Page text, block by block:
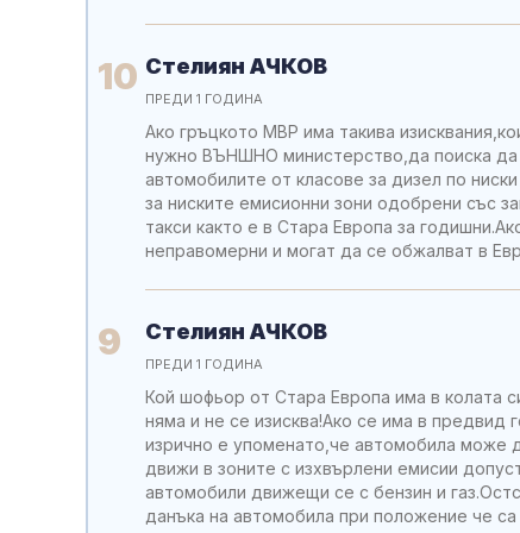
10 Стелиян АЧКОВ
ПРЕДИ 1 ГОДИНА
Ако гръцкото МВР има такива
нужно ВЪНШНО министерство,да поиска да
автомобилите от класове за дизел по
за ниските емисионни зони одобрени със
такси както е в Стара Европа за
неправомерни и могат да се обжалват в
9 Стелиян АЧКОВ
ПРЕДИ 1 ГОДИНА
Кой шофьор от Стара Европа има в колата
няма и не се изисква!Ако се има в предвид
изрично е упоменато,че автомобила може
движи в зоните с изхвърлени емисии
автомобили движещи се с бензин и
данъка на автомобила при положение че са